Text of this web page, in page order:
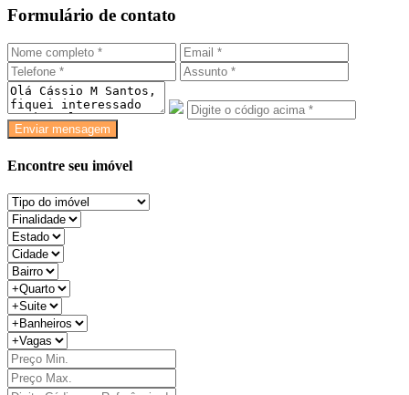
Formulário de contato
Enviar mensagem
Encontre seu imóvel